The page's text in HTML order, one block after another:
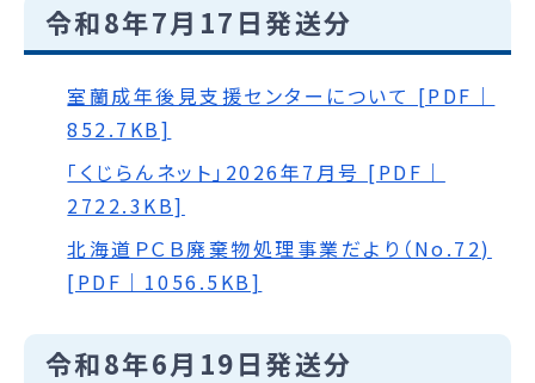
令和8年7月17日発送分
室蘭成年後見支援センターについて [PDF｜
852.7KB]
｢くじらんネット｣2026年7月号 [PDF｜
2722.3KB]
北海道ＰＣＢ廃棄物処理事業だより（No.72)
[PDF｜1056.5KB]
令和8年6月19日発送分